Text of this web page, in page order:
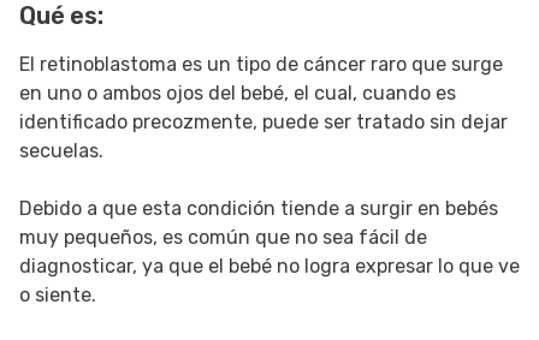
Qué es:
El retinoblastoma es un tipo de cáncer raro que surge
en uno o ambos ojos del bebé, el cual, cuando es
identificado precozmente, puede ser tratado sin dejar
secuelas.
Debido a que esta condición tiende a surgir en bebés
muy pequeños, es común que no sea fácil de
diagnosticar, ya que el bebé no logra expresar lo que ve
o siente.